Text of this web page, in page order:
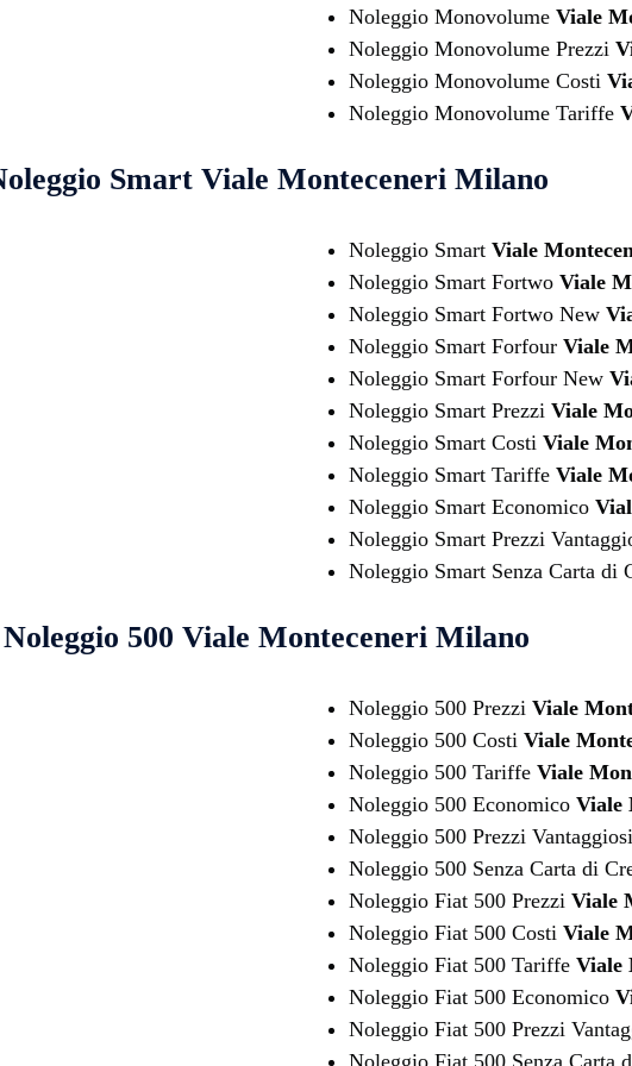
Noleggio Monovolume Viale
Noleggio Monovolume Prezzi
Noleggio Monovolume Costi
Noleggio Monovolume Tariffe
SmartViale Monteceneri Milano
Noleggio Smart Viale
Noleggio Smart Fortwo Viale
Noleggio Smart Fortwo New
Noleggio Smart Forfour Viale
Noleggio Smart Forfour New
Noleggio Smart Prezzi Viale
Noleggio Smart Costi Viale
Noleggio Smart Tariffe Viale
Noleggio Smart Economico
Noleggio Smart Prezzi
Noleggio Smart Senza Carta di
Noleggio 500 Viale Monteceneri Milano
Noleggio 500 Prezzi Viale
Noleggio 500 Costi Viale
Noleggio 500 Tariffe Viale
Noleggio 500 Economico Viale
Noleggio 500 Prezzi Vantaggiosi
Noleggio 500 Senza Carta di
Noleggio Fiat 500 Prezzi Viale
Noleggio Fiat 500 Costi Viale
Noleggio Fiat 500 Tariffe Viale
Noleggio Fiat 500 Economico
Noleggio Fiat 500 Prezzi
Noleggio Fiat 500 Senza Carta